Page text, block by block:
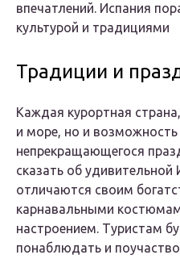
впечатлений. Испания
культурой и традициями
Традиции и
Каждая курортная
и море, но и возможность
непрекращающегося
сказать об удивительной
отличаются своим
карнавальными
настроением. Туристам
понаблюдать и